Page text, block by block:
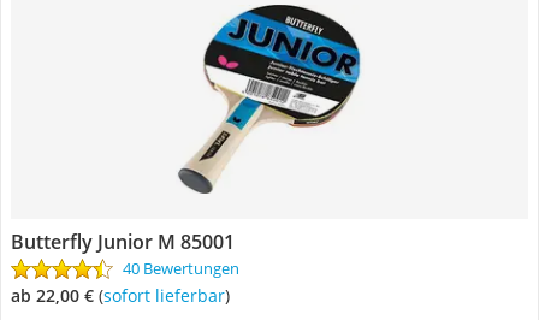
Butterfly Junior M 85001
40 Bewertungen
ab 22,00 € ( Sofort lieferbar)